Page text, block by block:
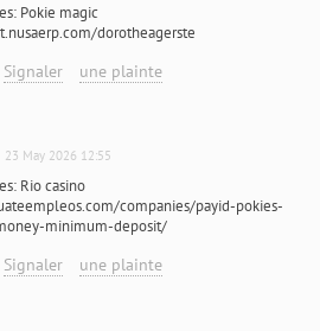
Pokie magic
dorotheagerste
Signaler une plainte
23 May 2026 12:55
Rio casino
companies/payid-pokies-
minimum-deposit/
Signaler une plainte